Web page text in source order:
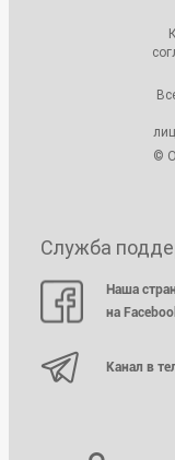
©
Служба
Наша
на
Канал в